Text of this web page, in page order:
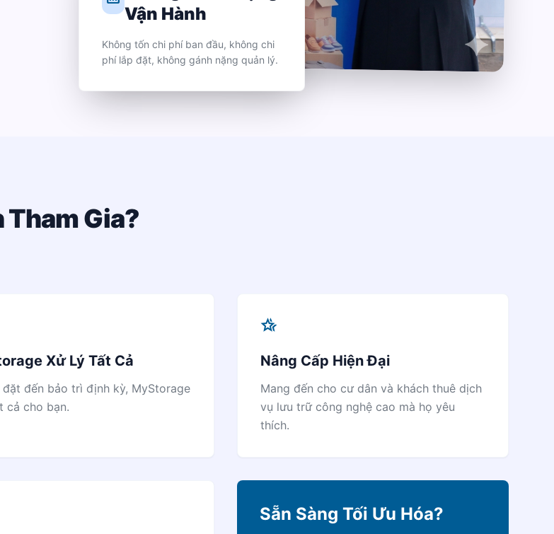
Vận Hành
Không tốn chi phí ban đầu, không chi
phí lắp đặt, không gánh nặng quản lý.
Tham Gia?
Xử Lý Tất Cả
đặt đến bảo trì định kỳ, MyStorage
cả cho bạn.
hotel_class
Nâng Cấp Hiện Đại
Mang đến cho cư dân và khách thuê dịch
vụ lưu trữ công nghệ cao mà họ yêu
thích.
Sẵn Sàng Tối Ưu Hóa?